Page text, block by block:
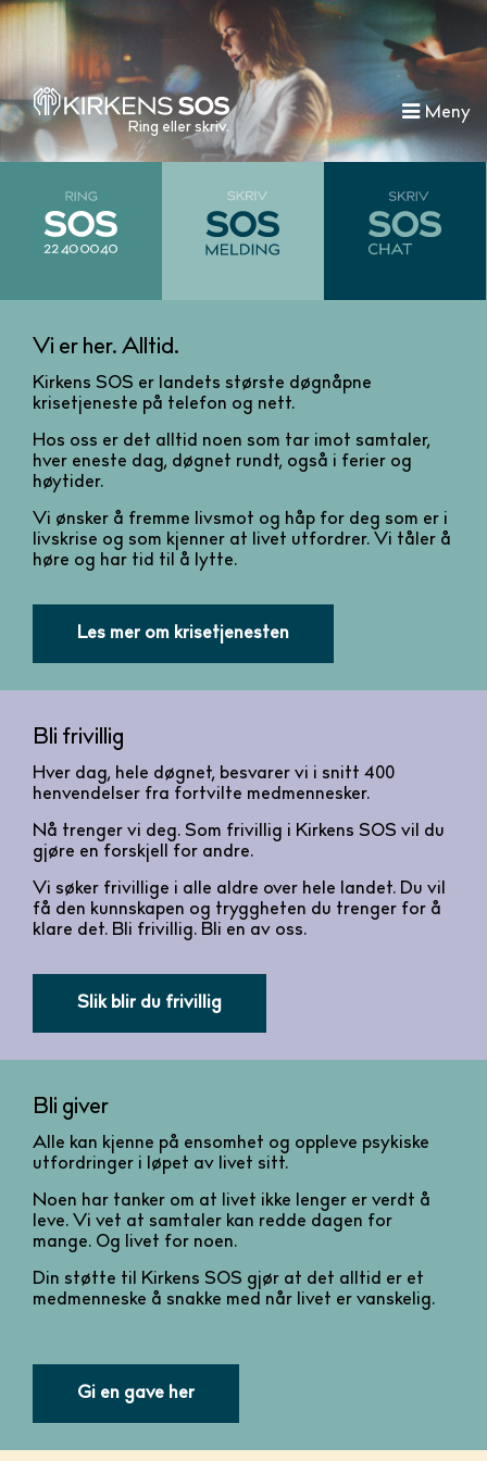
Ring eller skriv.
Meny
Vi er her. Alltid.
Kirkens SOS er landets største døgnåpne
krisetjeneste på telefon og nett.
Hos oss er det alltid noen som tar imot samtaler,
hver eneste dag, døgnet rundt, også i ferier og
høytider.
Vi ønsker å fremme livsmot og håp for deg som er i
livskrise og som kjenner at livet utfordrer. Vi tåler å
høre og har tid til å lytte.
Les mer om krisetjenesten
Bli frivillig
Hver dag, hele døgnet, besvarer vi i snitt 400
henvendelser fra fortvilte medmennesker.
Nå trenger vi deg. Som frivillig i Kirkens SOS vil du
gjøre en forskjell for andre.
Vi søker frivillige i alle aldre over hele landet. Du vil
få den kunnskapen og tryggheten du trenger for å
klare det. Bli frivillig. Bli en av oss.
Slik blir du frivillig
Bli giver
Alle kan kjenne på ensomhet og oppleve psykiske
utfordringer i løpet av livet sitt.
Noen har tanker om at livet ikke lenger er verdt å
leve. Vi vet at samtaler kan redde dagen for
mange. Og livet for noen.
Din støtte til Kirkens SOS gjør at det alltid er et
medmenneske å snakke med når livet er vanskelig.
Gi en gave her